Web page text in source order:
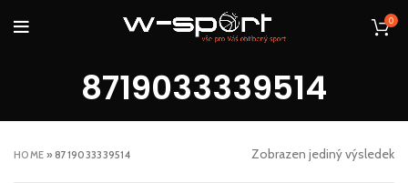
0
8719033339514
HOME »8719033339514 Zobrazen jediný výsledek